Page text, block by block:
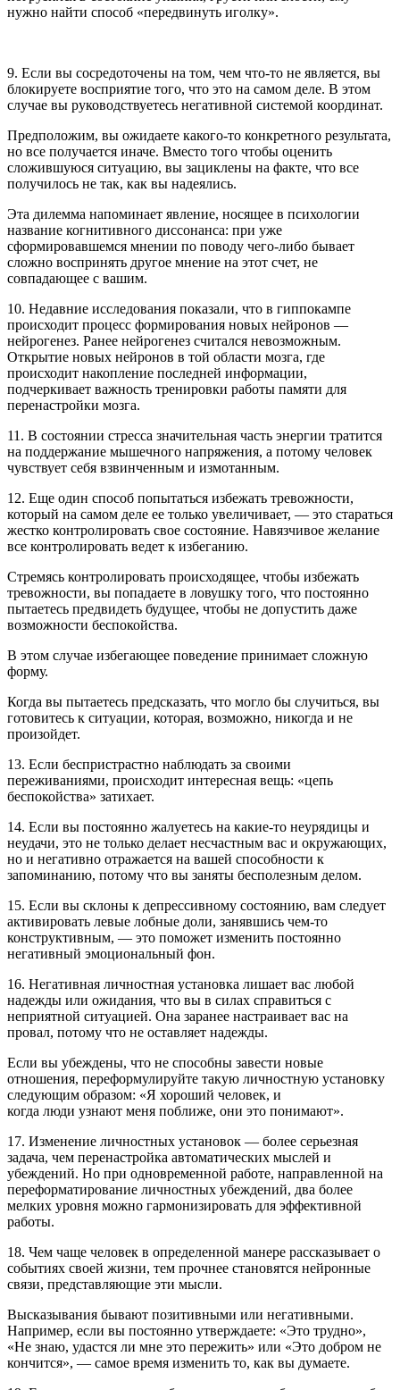
нужно найти способ «передвинуть иголку».
9. Если вы сосредоточены на том, чем что-то не является, вы
блокируете восприятие того, что это на самом деле. В этом
случае вы руководствуетесь негативной системой координат.
Предположим, вы ожидаете какого-то конкретного результата,
но все получается иначе. Вместо того чтобы оценить
сложившуюся ситуацию, вы зациклены на факте, что все
получилось не так, как вы надеялись.
Эта дилемма напоминает явление, носящее в психологии
название когнитивного диссонанса: при уже
сформировавшемся мнении по поводу чего-либо бывает
сложно воспринять другое мнение на этот счет, не
совпадающее с вашим.
10. Недавние исследования показали, что в гиппокампе
происходит процесс формирования новых нейронов —
нейрогенез. Ранее нейрогенез считался невозможным.
Открытие новых нейронов в той области мозга, где
происходит накопление последней информации,
подчеркивает важность тренировки работы памяти для
перенастройки мозга.
11. В состоянии стресса значительная часть энергии тратится
на поддержание мышечного напряжения, а потому человек
чувствует себя взвинченным и измотанным.
12. Еще один способ попытаться избежать тревожности,
который на самом деле ее только увеличивает, — это стараться
жестко контролировать свое состояние. Навязчивое желание
все контролировать ведет к избеганию.
Стремясь контролировать происходящее, чтобы избежать
тревожности, вы попадаете в ловушку того, что постоянно
пытаетесь предвидеть будущее, чтобы не допустить даже
возможности беспокойства.
В этом случае избегающее поведение принимает сложную
форму.
Когда вы пытаетесь предсказать, что могло бы случиться, вы
готовитесь к ситуации, которая, возможно, никогда и не
произойдет.
13. Если беспристрастно наблюдать за своими
переживаниями, происходит интересная вещь: «цепь
беспокойства» затихает.
14. Если вы постоянно жалуетесь на какие-то неурядицы и
неудачи, это не только делает несчастным вас и окружающих,
но и негативно отражается на вашей способности к
запоминанию, потому что вы заняты бесполезным делом.
15. Если вы склоны к депрессивному состоянию, вам следует
активировать левые лобные доли, занявшись чем-то
конструктивным, — это поможет изменить постоянно
негативный эмоциональный фон.
16. Негативная личностная установка лишает вас любой
надежды или ожидания, что вы в силах справиться с
неприятной ситуацией. Она заранее настраивает вас на
провал, потому что не оставляет надежды.
Если вы убеждены, что не способны завести новые
отношения, переформулируйте такую личностную установку
следующим образом: «Я хороший человек, и
когда люди узнают меня поближе, они это понимают».
17. Изменение личностных установок — более серьезная
задача, чем перенастройка автоматических мыслей и
убеждений. Но при одновременной работе, направленной на
переформатирование личностных убеждений, два более
мелких уровня можно гармонизировать для эффективной
работы.
18. Чем чаще человек в определенной манере рассказывает о
событиях своей жизни, тем прочнее становятся нейронные
связи, представляющие эти мысли.
Высказывания бывают позитивными или негативными.
Например, если вы постоянно утверждаете: «Это трудно»,
«Не знаю, удастся ли мне это пережить» или «Это добром не
кончится», — самое время изменить то, как вы думаете.